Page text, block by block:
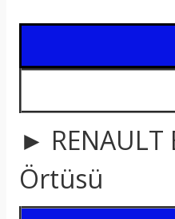
► RENAULT
Örtüsü